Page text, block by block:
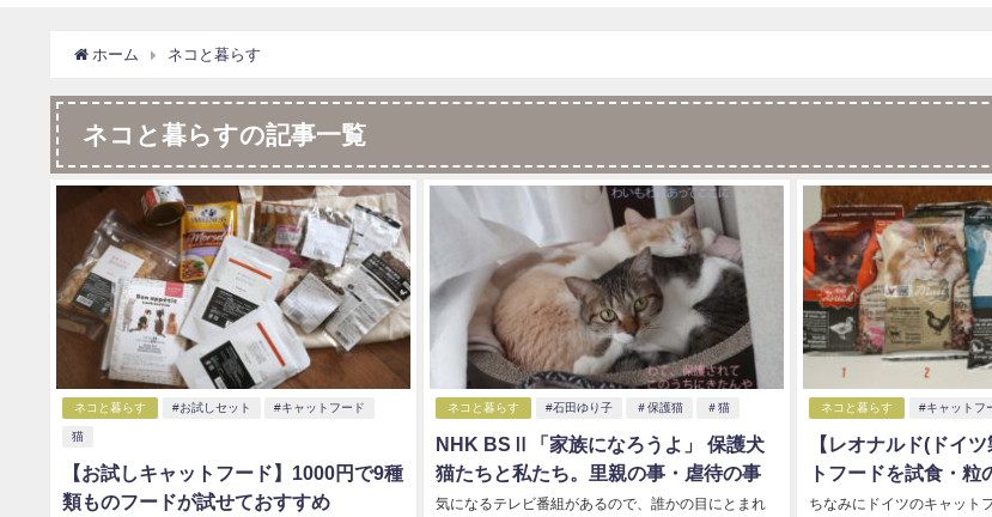
ホーム ネコと暮らす
ネコと暮らすの記事一覧
ネコと暮らす #お試しセット #キャットフード
猫
【お試しキャットフード】1000円で9種
類ものフードが試せておすすめ
ネコと暮らす #石田ゆり子 ＃保護猫 ＃猫
NHK BSⅡ「家族になろうよ」 保護犬
猫たちと私たち。里親の事・虐待の事
気になるテレビ番組があるので、誰かの目にとまれ
ネコと暮らす #キャットフ
【レオナルド(ドイ
トフードを試食・粒
ちなみにドイツのキャット